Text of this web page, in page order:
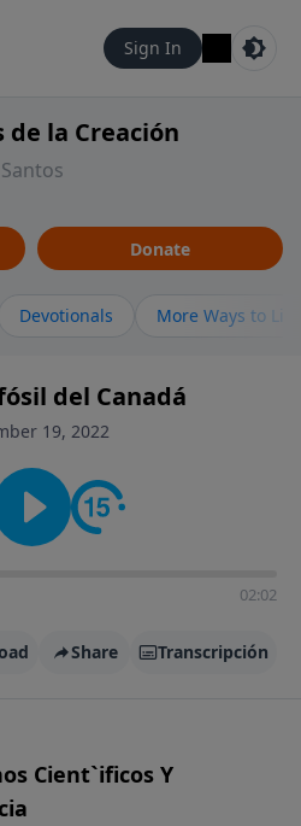
Sign In
la Creación
Donate
Devotionals More Ways to
del Canadá
19, 2022
02:02
Share Transcripción
Cient`ificos Y